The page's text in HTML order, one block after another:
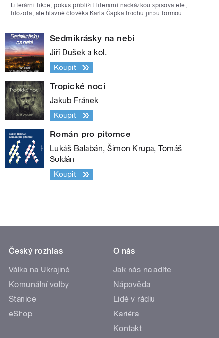
Literární fikce, pokus přiblížit literární nadsázkou spisovatele,
filozofa, ale hlavně člověka Karla Čapka trochu jinou formou.
Sedmikrásky na nebi
Jiří Dušek a kol.
Koupit
Tropické noci
Jakub Fránek
Koupit
Román pro pitomce
Lukáš Balabán, Šimon Krupa, Tomáš
Soldán
Koupit
Český rozhlas
Válka na Ukrajině
Komunální volby
Stanice
eShop
O nás
Jak nás naladíte
Nápověda
Lidé v rádiu
Kariéra
Kontakt